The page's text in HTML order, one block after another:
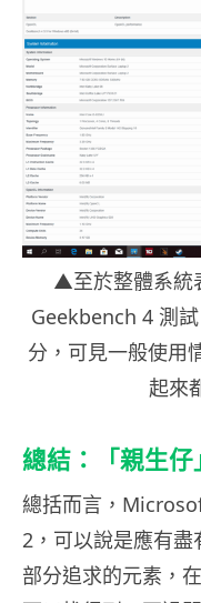
▲至於整體系統
Geekbench 4 測
分，可見一般使用
起來
總結：「親生
總括而言，
2，可以說是應有
部分追求的元素，